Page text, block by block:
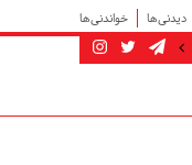
دیدنی‌ها خواندنی‌ها